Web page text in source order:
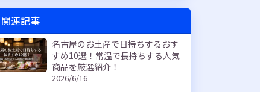
関連記事
名古屋のお土産で日持ちするおす
すめ10選！常温で長持ちする人気
商品を厳選紹介！
2026/6/16